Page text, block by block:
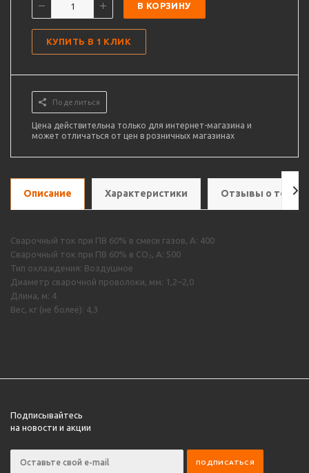
В КОРЗИНУ
КУПИТЬ В 1 КЛИК
Поделиться
Цена действительна только для интернет-магазина и
может отличаться от цен в розничных магазинах
Описание Характеристики Отзывы о
Сварочный ток при ПВ 60% в смеси газов, А: 400
Сварочный ток при ПВ 60% в CO₂, А: 500
Тип охлаждения: Воздушное
Диаметр сварочной проволоки, мм: 1,2–2,0
Длина, м: 4
Вес, кг (не более): 4,3
Подписывайтесь
на новости и акции